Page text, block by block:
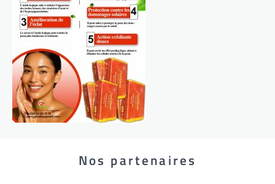
Nos partenaires